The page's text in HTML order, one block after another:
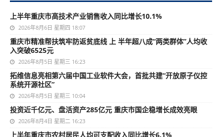
上半年重庆市高技术产业销售收入同比增长10.1%
2026年8月6日 星期四 18:07
重庆市精准帮扶筑牢防返贫底线 上 半年超八成“两类群体”人均收
入突破6525元
2026年8月5日 星期三 16:23
拓维信息亮相第六届中国工业软件大会，首批共建“开放原子仪控
系统开源社区”
2026年8月5日 星期三 10:04
投资近千亿元、盘活资产285亿元 重庆市国企稳增长成效亮眼
2026年8月4日 星期二 16:23
上半年重庆市农村居民人均可支配收入同比增长6.1%